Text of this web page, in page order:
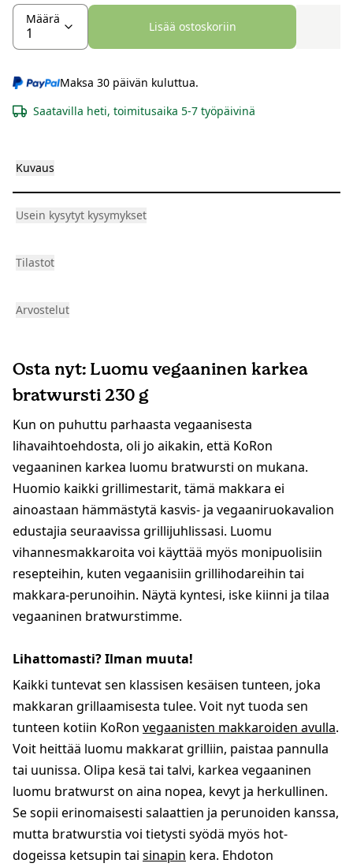
Määrä
Lisää ostoskoriin
Maksa 30 päivän kuluttua.
Saatavilla heti, toimitusaika 5-7 työpäivinä
Kuvaus
Usein kysytyt kysymykset
Tilastot
Arvostelut
Osta nyt: Luomu vegaaninen karkea
bratwursti 230 g
Kun on puhuttu parhaasta vegaanisesta
lihavaihtoehdosta, oli jo aikakin, että KoRon
vegaaninen karkea luomu bratwursti on mukana.
Huomio kaikki grillimestarit, tämä makkara ei
ainoastaan hämmästytä kasvis- ja vegaaniruokavalion
edustajia seuraavissa grillijuhlissasi. Luomu
vihannesmakkaroita voi käyttää myös monipuolisiin
resepteihin, kuten vegaanisiin grillihodareihin tai
makkara-perunoihin. Näytä kyntesi, iske kiinni ja tilaa
vegaaninen bratwurstimme.
Lihattomasti? Ilman muuta!
Kaikki tuntevat sen klassisen kesäisen tunteen, joka
makkaran grillaamisesta tulee. Voit nyt tuoda sen
tunteen kotiin KoRon vegaanisten makkaroiden avulla.
Voit heittää luomu makkarat grilliin, paistaa pannulla
tai uunissa. Olipa kesä tai talvi, karkea vegaaninen
luomu bratwurst on aina nopea, kevyt ja herkullinen.
Se sopii erinomaisesti salaattien ja perunoiden kanssa,
mutta bratwurstia voi tietysti syödä myös hot-
dogeissa ketsupin tai sinapin kera. Ehdoton